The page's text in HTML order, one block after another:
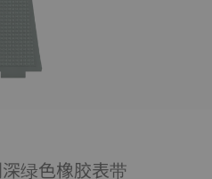
绿色橡胶表带